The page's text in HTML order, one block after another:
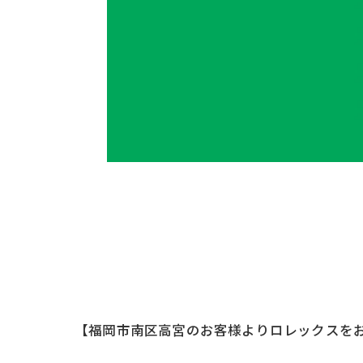
【福岡市南区高宮のお客様よりロレックスを